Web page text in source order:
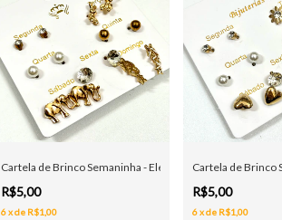
Cartela de Brinco Semaninha - Elefante e Borboletas -
R$5,00
6xde R$1,00
Cartela de Brinco
R$5,00
6xde R$1,00